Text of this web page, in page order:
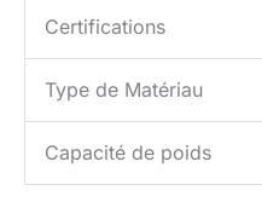
Certifications
Type de Matériau
Capacité de poids